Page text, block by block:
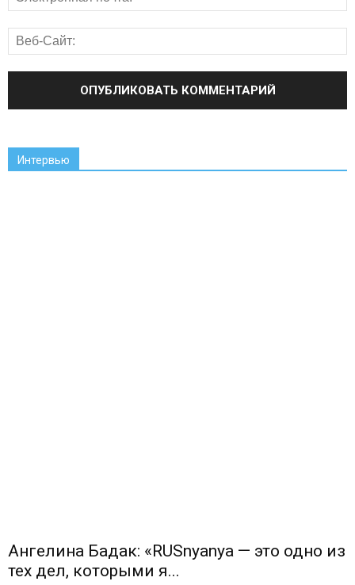
Интервью
Ангелина Бадак: «RUSnyanya — это одно из
тех дел, которыми я...